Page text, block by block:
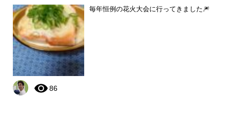
毎年恒例の花火大会に行ってきました🎆
86